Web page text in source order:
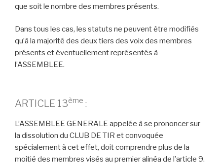
que soit le nombre des membres présents.
Dans tous les cas, les statuts ne peuvent être modifiés
qu’à la majorité des deux tiers des voix des membres
présents et éventuellement représentés à
l’ASSEMBLEE.
ARTICLE 13ème :
L’ASSEMBLEE GENERALE appelée à se prononcer sur
la dissolution du CLUB DE TIR et convoquée
spécialement à cet effet, doit comprendre plus de la
moitié des membres visés au premier alinéa de l’article 9.